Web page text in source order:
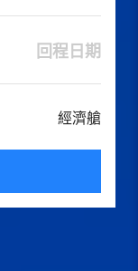
回程日期
經濟艙